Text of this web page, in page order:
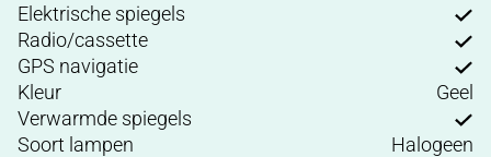
Elektrische spiegels
Radio/cassette
GPS navigatie
Kleur
Geel
Verwarmde spiegels
Soort lampen
Halogeen